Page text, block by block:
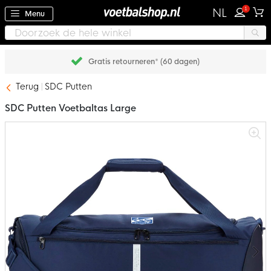
Menu NL 1
Gratis retourneren* (60 dagen)
Terug SDC Putten
SDC Putten Voetbaltas Large